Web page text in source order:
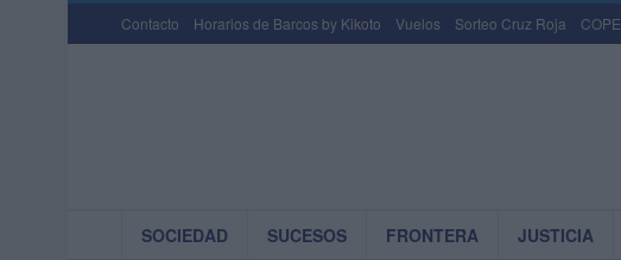
Contacto Horarios de Barcos by Kikoto Vuelos Sorteo Cruz Roja
SOCIEDAD SUCESOS FRONTERA JUSTICIA